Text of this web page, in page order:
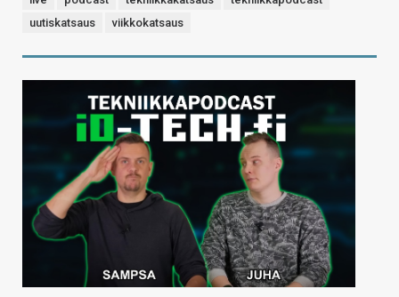
uutiskatsaus
viikkokatsaus